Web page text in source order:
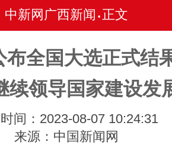
中新网广西新闻 • 正文
布全国大选正式结
续领导国家建设发
间：2023-08-07 10:24:31
来源：中国新闻网